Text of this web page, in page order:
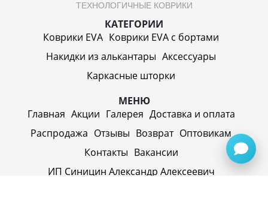
ТЕХНОЛОГИЧНЫЕ КОВРИКИ
КАТЕГОРИИ
Коврики EVA Коврики EVA c бортами
Накидки из алькантары Аксессуары
Каркасные шторки
МЕНЮ
Главная Акции Галерея Доставка и оплата
Распродажа Отзывы Возврат Оптовикам
Контакты Вакансии
ИП Синицин Александр Алексеевич